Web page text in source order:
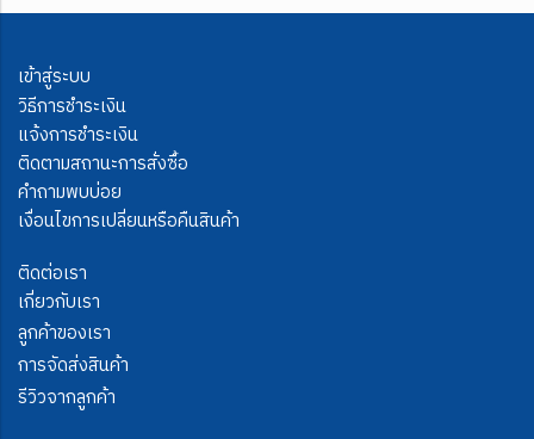
เข้าสู่ระบบ
วิธีการชำระเงิน
แจ้งการชำระเงิน
ติดตามสถานะการสั่งซื้อ
คำถามพบบ่อย
เงื่อนไขการเปลี่ยนหรือคืนสินค้า
ติดต่อเรา
เกี่ยวกับเรา
ลูกค้าของเรา
การจัดส่งสินค้า
รีวิวจากลูกค้า